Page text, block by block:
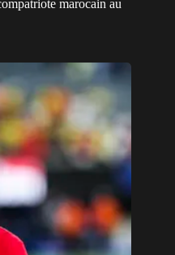
marocain au